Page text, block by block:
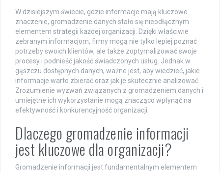
W dzisiejszym świecie, gdzie informacje mają kluczowe
znaczenie, gromadzenie danych stało się nieodłącznym
elementem strategii każdej organizacji. Dzięki właściwie
zebranym informacjom, firmy mogą nie tylko lepiej poznać
potrzeby swoich klientów, ale także zoptymalizować swoje
procesy i podnieść jakość świadczonych usług. Jednak w
gąszczu dostępnych danych, ważne jest, aby wiedzieć, jakie
informacje warto zbierać oraz jak je skutecznie analizować.
Zrozumienie wyzwań związanych z gromadzeniem danych i
umiejętne ich wykorzystanie mogą znacząco wpłynąć na
efektywność i konkurencyjność organizacji.
Dlaczego gromadzenie informacji
jest kluczowe dla organizacji?
Gromadzenie informacji jest fundamentalnym elementem